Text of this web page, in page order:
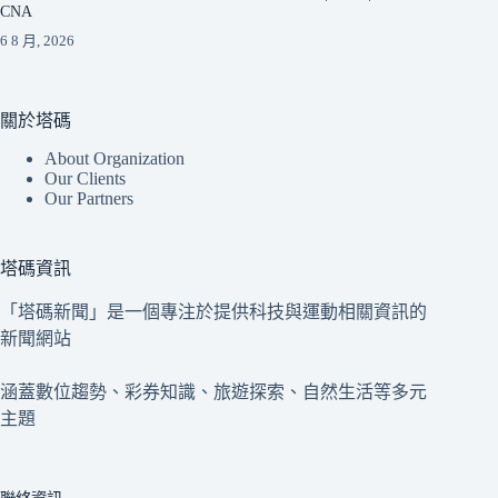
CNA
6 8 月, 2026
關於塔碼
About Organization
Our Clients
Our Partners
塔碼資訊
「塔碼新聞」是一個專注於提供科技與運動相關資訊的
新聞網站
涵蓋數位趨勢、彩券知識、旅遊探索、自然生活等多元
主題